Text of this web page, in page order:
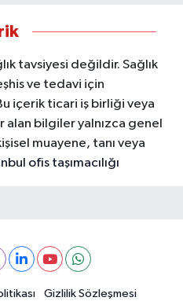
tavsiyesi değildir. Sağlık
ve tedavi için
içerik ticari iş birliği veya
bilgiler yalnızca genel
muayene, tanı veya
ofis taşımacılığı
Gizlilik Sözleşmesi